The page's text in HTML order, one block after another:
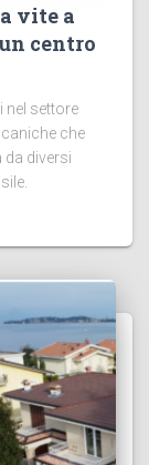
vite a
centro
nel settore
che
da diversi